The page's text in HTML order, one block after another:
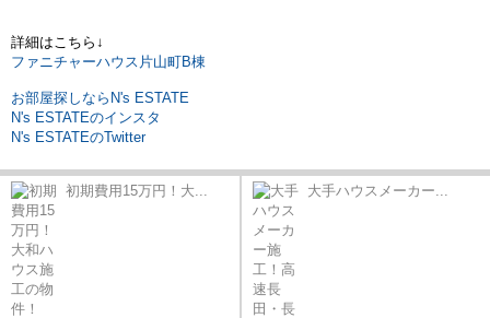
詳細はこちら↓
ファニチャーハウス片山町B棟
お部屋探しならN's ESTATE
N's ESTATEのインスタ
N's ESTATEのTwitter
初期費用15万円！大... 大手ハウスメーカー...